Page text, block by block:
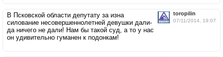
toropilin
07/11/2014, 19:07
В Псковской области депутату за изна
силование несовершеннолетней девушки дали-
да ничего не дали! Нам бы такой суд, а то у нас
он удивительно гуманен к подонкам!